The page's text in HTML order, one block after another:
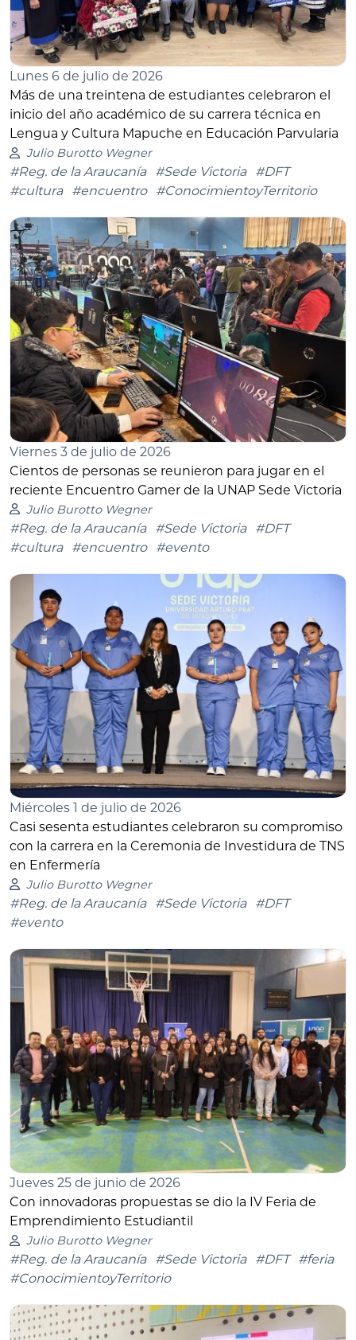
Lunes 6 de julio de 2026
Más de una treintena de estudiantes celebraron el
inicio del año académico de su carrera técnica en
Lengua y Cultura Mapuche en Educación Parvularia
Julio Burotto Wegner
#Reg. de la Araucanía #Sede Victoria
#DFT
#cultura
#encuentro #ConocimientoyTerritorio
Viernes 3 de julio de 2026
Cientos de personas se reunieron para jugar en el
reciente Encuentro Gamer de la UNAP Sede Victoria
Julio Burotto Wegner
#Reg. de la Araucanía #Sede Victoria
#DFT
#cultura
#encuentro #evento
Miércoles 1 de julio de 2026
Casi sesenta estudiantes celebraron su compromiso
con la carrera en la Ceremonia de Investidura de TNS
en Enfermería
Julio Burotto Wegner
#Reg. de la Araucanía #Sede Victoria
#DFT
#evento
Jueves 25 de junio de 2026
Con innovadoras propuestas se dio la IV Feria de
Emprendimiento Estudiantil
Julio Burotto Wegner
#Reg. de la Araucanía #Sede Victoria #DFT
#feria
#ConocimientoyTerritorio